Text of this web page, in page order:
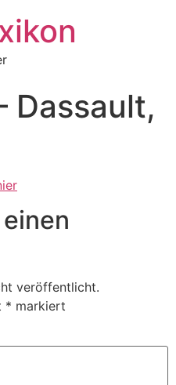
Dassault,
veröffentlicht.
* markiert